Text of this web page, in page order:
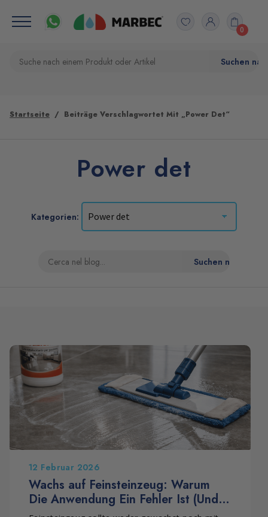
0
Startseite Beiträge Verschlagwortet Mit „Power Det“
Power det
Kategorien:
12 Februar 2026
Wachs auf Feinsteinzeug: Warum
Die Anwendung Ein Fehler Ist (Und